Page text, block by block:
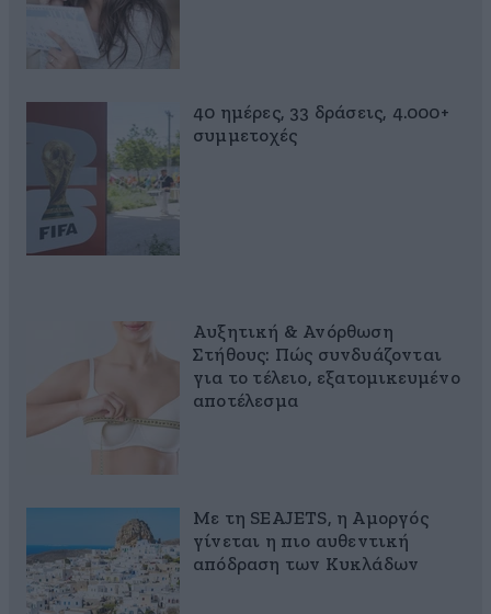
40 ημέρες, 33 δράσεις, 4.000+
συμμετοχές
Αυξητική & Ανόρθωση
Στήθους: Πώς συνδυάζονται
για το τέλειο, εξατομικευμένο
αποτέλεσμα
Με τη SEAJETS, η Αμοργός
γίνεται η πιο αυθεντική
απόδραση των Κυκλάδων